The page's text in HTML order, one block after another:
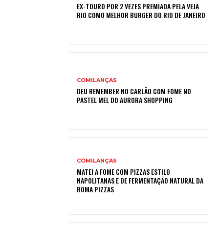
EX-TOURO POR 2 VEZES PREMIADA PELA VEJA
RIO COMO MELHOR BURGER DO RIO DE JANEIRO
COMILANÇAS
DEU REMEMBER NO CARLÃO COM FOME NO
PASTEL MEL DO AURORA SHOPPING
COMILANÇAS
MATEI A FOME COM PIZZAS ESTILO
NAPOLITANAS E DE FERMENTAÇÃO NATURAL DA
ROMA PIZZAS